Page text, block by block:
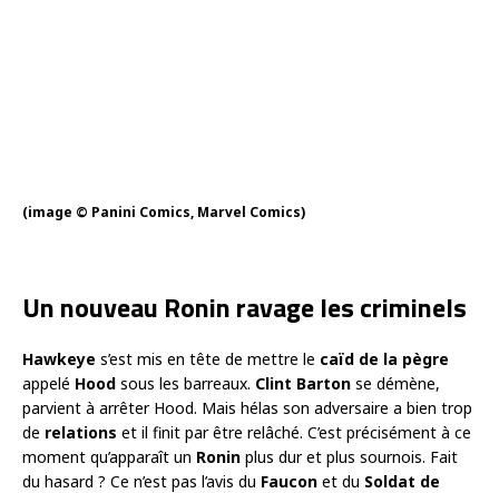
(image © Panini Comics, Marvel Comics)
Un nouveau Ronin ravage les criminels
Hawkeye s’est mis en tête de mettre le caïd de la pègre
appelé Hood sous les barreaux. Clint Barton se démène,
parvient à arrêter Hood. Mais hélas son adversaire a bien trop
de relations et il finit par être relâché. C’est précisément à ce
moment qu’apparaît un Ronin plus dur et plus sournois. Fait
du hasard ? Ce n’est pas l’avis du Faucon et du Soldat de